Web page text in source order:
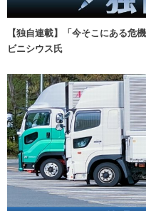
【独自連載】「今そこにある
ビニシウス氏